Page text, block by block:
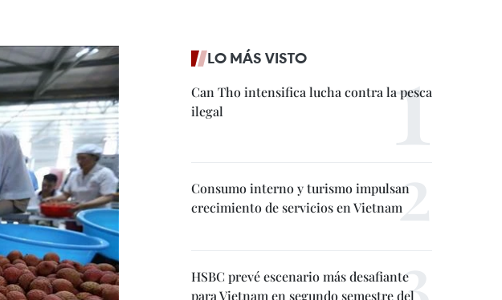
LO MÁS VISTO
Can Tho intensifica lucha contra la pesca
ilegal
Consumo interno y turismo impulsan
crecimiento de servicios en Vietnam
HSBC prevé escenario más desafiante
para Vietnam en segundo semestre del